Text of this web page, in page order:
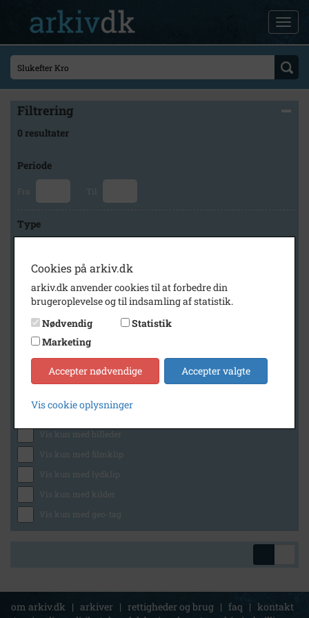
Filtrering
0 resultater
Periode
Fra Til
Type
Arkiv
Lokalhistorisk Arkiv for Herfølge-Sædder Sogne
Generelt
Vis kun med billeder
Vis kun med filmklip
Vis kun med lydklip
Vis kun med kilder
Vis kun med geo-tag
om arkiv.dk | arkiver | rettigheder og brug | faq | kontakt
Cookies på arkiv.dk
arkiv.dk anvender cookies til at forbedre din
brugeroplevelse og til indsamling af statistik.
Nødvendig
Statistik
Marketing
Accepter nødvendige Accepter valgte
Vis cookie oplysninger